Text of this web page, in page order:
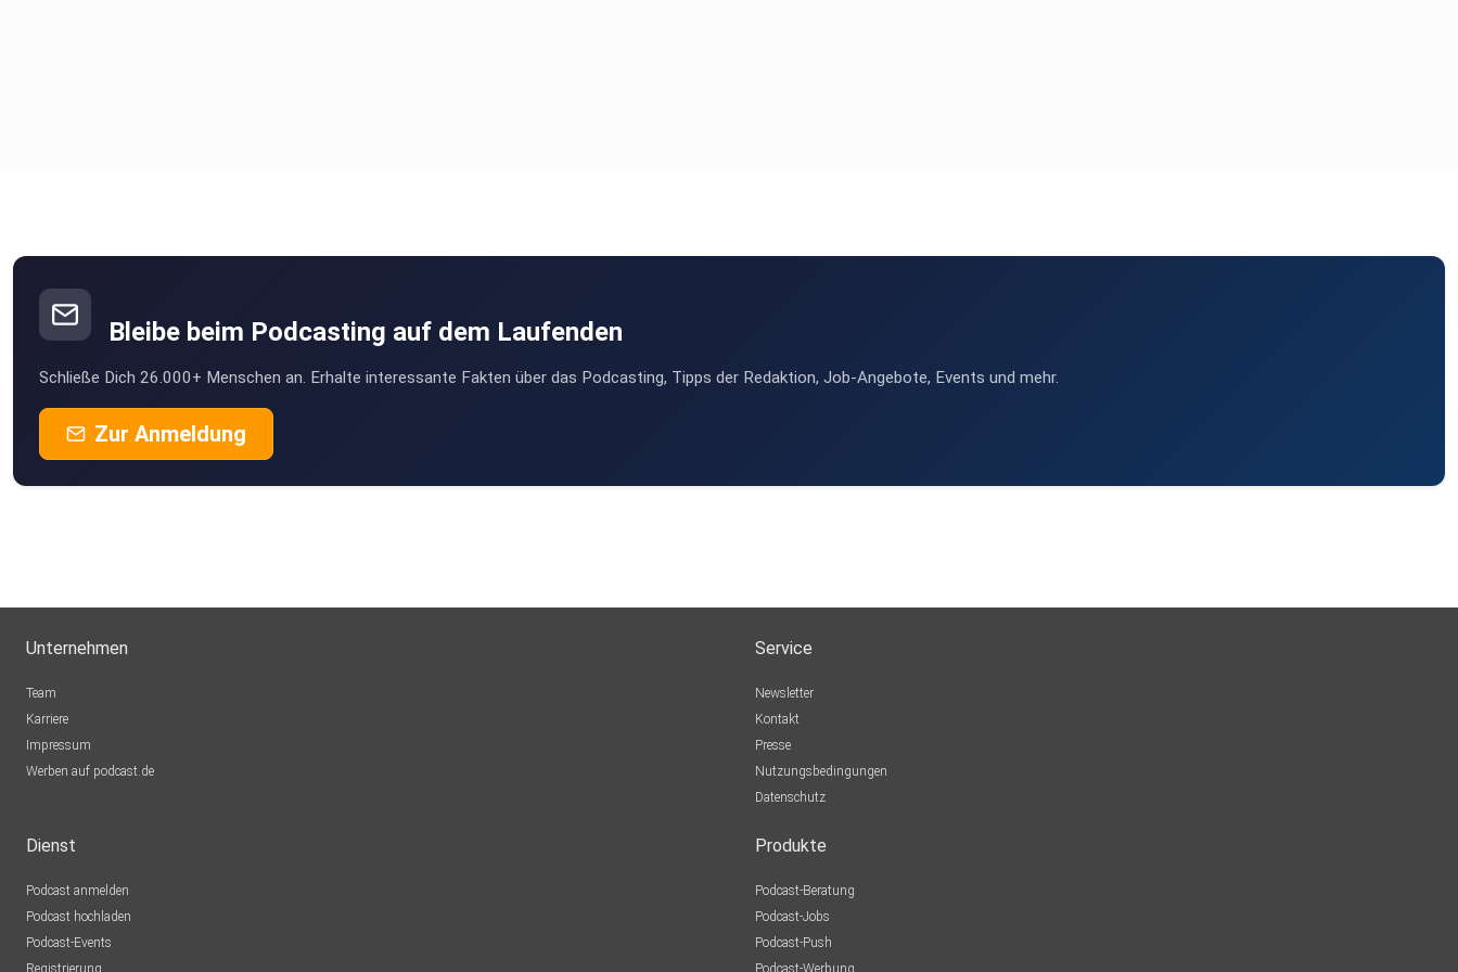
Bleibe beim Podcasting auf dem Laufenden
Schließe Dich 26.000+ Menschen an. Erhalte interessante Fakten über das Podcasting, Tipps der Redaktion, Job-Angebote, Events und mehr.
Zur Anmeldung
Unternehmen
Team
Karriere
Impressum
Werben auf podcast.de
Service
Newsletter
Kontakt
Presse
Nutzungsbedingungen
Datenschutz
Dienst
Podcast anmelden
Podcast hochladen
Podcast-Events
Registrierung
Produkte
Podcast-Beratung
Podcast-Jobs
Podcast-Push
Podcast-Werbung